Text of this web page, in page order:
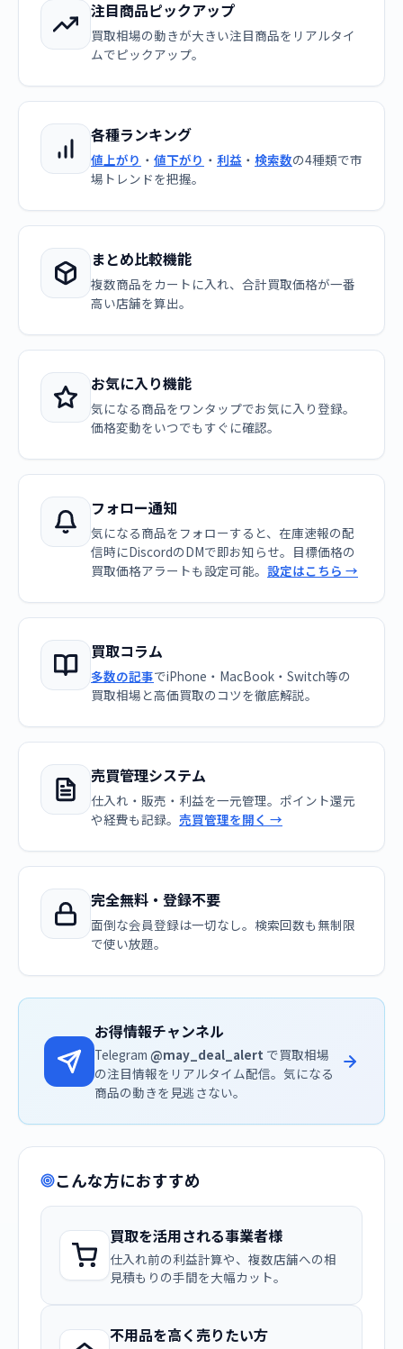
注目商品ピックアップ
買取相場の動きが大きい注目商品をリアルタイ
ムでピックアップ。
各種ランキング
値上がり ・ 値下がり ・ 利益 ・ 検索数の4種類で市
場トレンドを把握。
まとめ比較機能
複数商品をカートに入れ、合計買取価格が一番
高い店舗を算出。
お気に入り機能
気になる商品をワンタップでお気に入り登録。
価格変動をいつでもすぐに確認。
フォロー通知
気になる商品をフォローすると、在庫速報の配
信時にDiscordのDMで即お知らせ。目標価格の
買取価格アラートも設定可能。 設定はこちら →
買取コラム
多数の記事でiPhone・MacBook・Switch等の
買取相場と高価買取のコツを徹底解説。
売買管理システム
仕入れ・販売・利益を一元管理。ポイント還元
や経費も記録。 売買管理を開く →
完全無料・登録不要
面倒な会員登録は一切なし。検索回数も無制限
で使い放題。
お得情報チャンネル
Telegram @may_deal_alert で買取相場
の注目情報をリアルタイム配信。気になる
商品の動きを見逃さない。
こんな方におすすめ
買取を活用される事業者様
仕入れ前の利益計算や、複数店舗への相
見積もりの手間を大幅カット。
不用品を高く売りたい方